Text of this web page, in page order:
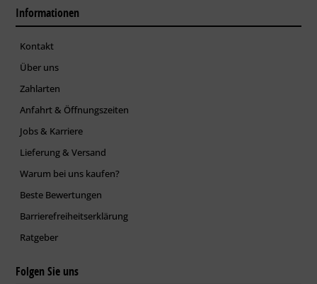
Informationen
Kontakt
Über uns
Zahlarten
Anfahrt & Öffnungszeiten
Jobs & Karriere
Lieferung & Versand
Warum bei uns kaufen?
Beste Bewertungen
Barrierefreiheitserklärung
Ratgeber
Folgen Sie uns